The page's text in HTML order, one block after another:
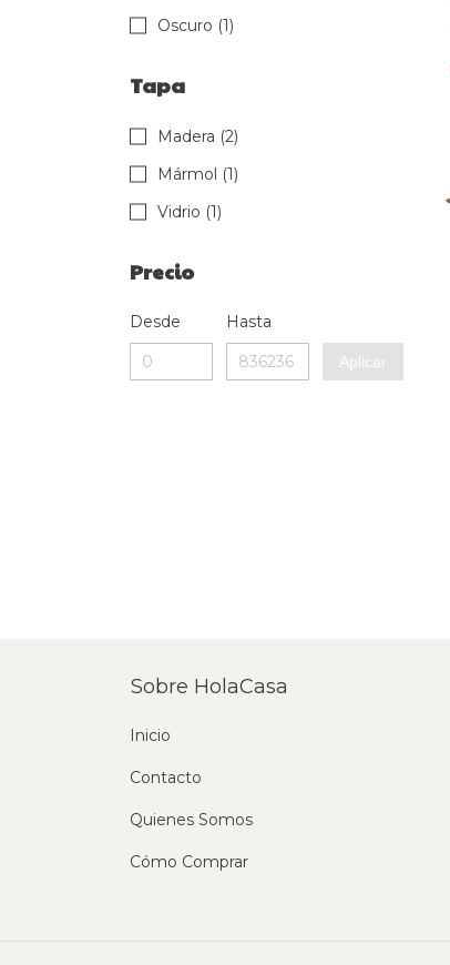
Oscuro (1)
Tapa
Madera (2)
Mármol (1)
Vidrio (1)
Precio
Desde Hasta
Aplicar
Sobre HolaCasa
Inicio
Contacto
Quienes Somos
Cómo Comprar